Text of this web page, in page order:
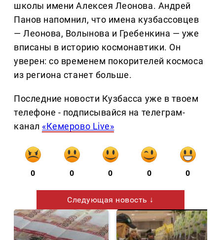
школы имени Алексея Леонова. Андрей
Панов напомнил, что имена кузбассовцев
— Леонова, Волынова и Гребенкина — уже
вписаны в историю космонавтики. Он
уверен: со временем покорителей космоса
из региона станет больше.
Последние новости Кузбасса уже в твоем
телефоне - подписывайся на телеграм-
канал «Кемерово Live»
0 0 0 0 0
Следующая новость ↓